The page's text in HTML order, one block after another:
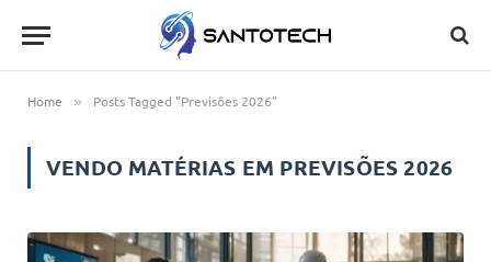
Home » Posts Tagged "Previsões 2026"
VENDO MATÉRIAS EM PREVISÕES 2026